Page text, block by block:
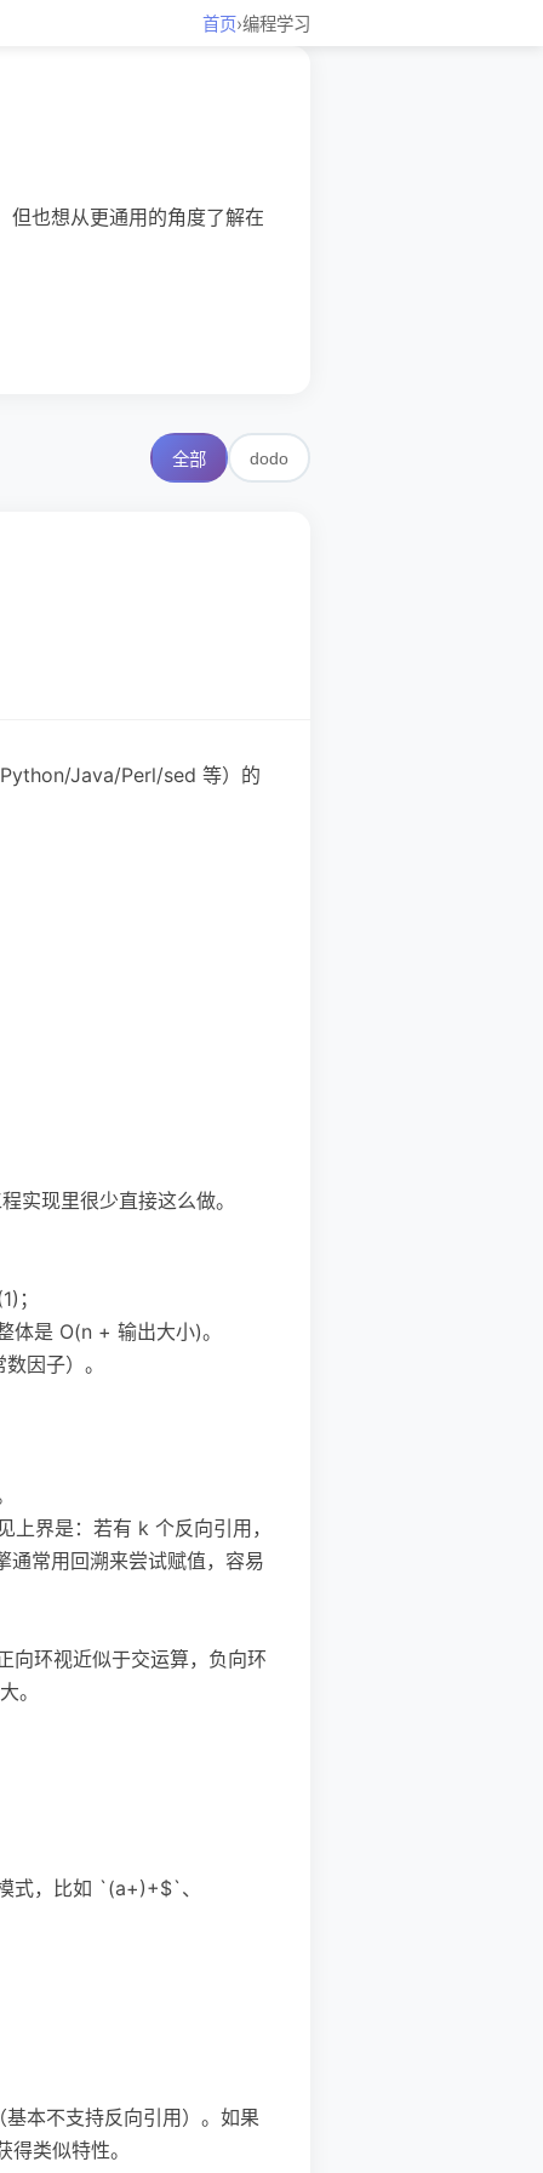
首页›编程学习
但也想从更通用的角度了解在
全部 dodo
Java/Perl/sed 等）的
现里很少直接这么做。
；
是 O(n + 输出大小)。
因子）。
界是：若有 k 个反向引用，
常用回溯来尝试赋值，容易
向环视近似于交运算，负向环
。
式，比如 `(a+)+$`、
本不支持反向引用）。如果
类似特性。